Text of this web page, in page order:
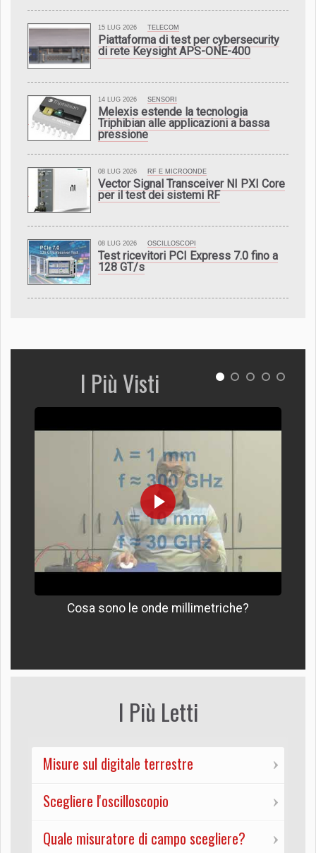
15 LUG 2026 TELECOM
Piattaforma di test per cybersecurity
di rete Keysight APS-ONE-400
14 LUG 2026 SENSORI
Melexis estende la tecnologia
Triphibian alle applicazioni a bassa
pressione
08 LUG 2026 RF E MICROONDE
Vector Signal Transceiver NI PXI Core
per il test dei sistemi RF
08 LUG 2026 OSCILLOSCOPI
Test ricevitori PCI Express 7.0 fino a
128 GT/s
I Più Visti
Cosa sono le onde millimetriche?
I Più Letti
Misure sul digitale terrestre
Scegliere l'oscilloscopio
Quale misuratore di campo scegliere?